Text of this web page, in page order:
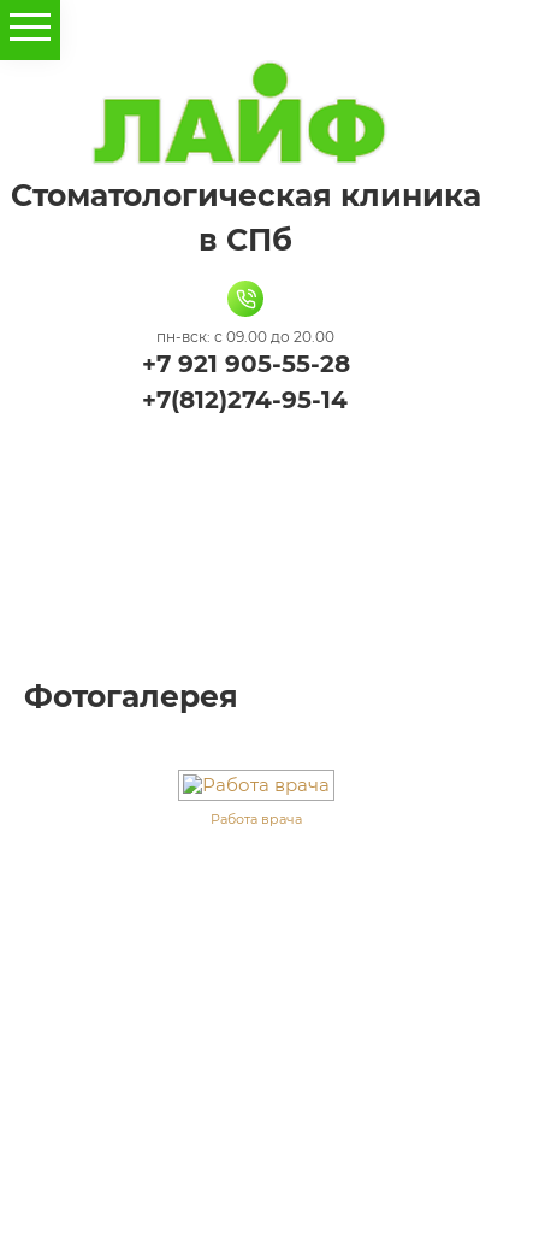
Стоматологическая клиника
в СПб
пн-вск: с 09.00 до 20.00
+7 921 905-55-28
+7(812)274-95-14
Фотогалерея
Работа врача